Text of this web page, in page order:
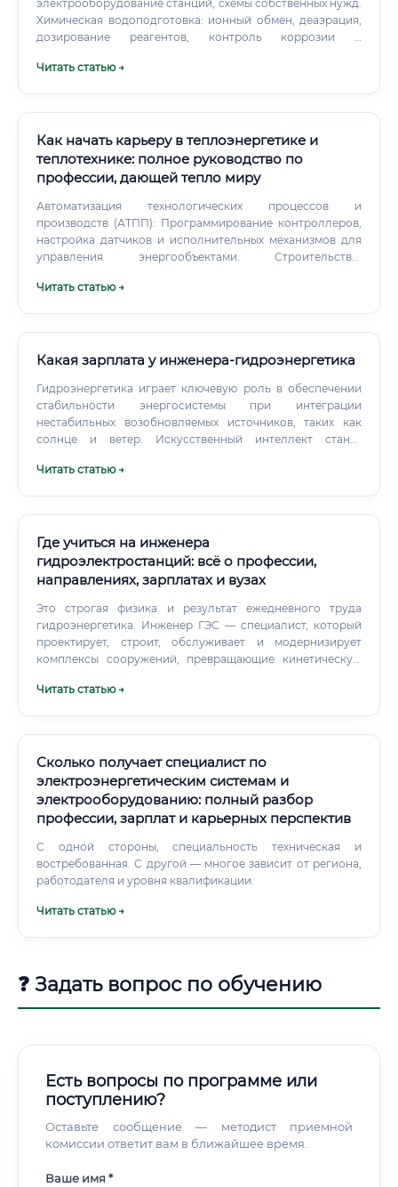
электрооборудование станций, схемы собственных нужд.
Химическая водоподготовка: ионный обмен, деаэрация,
дозирование реагентов, контроль коррозии и
Читать статью →
Как начать карьеру в теплоэнергетике и
теплотехнике: полное руководство по
профессии, дающей тепло миру
Автоматизация технологических процессов и
производств (АТПП): Программирование контроллеров,
настройка датчиков и исполнительных механизмов для
управления энергообъектами. Строительство:
требуется проектирование и монтаж систем отопления и
Читать статью →
Какая зарплата у инженера-гидроэнергетика
Гидроэнергетика играет ключевую роль в обеспечении
стабильности энергосистемы при интеграции
нестабильных возобновляемых источников, таких как
солнце и ветер. Искусственный интеллект станет
заменой. ИИ сможет взять на себя рутинные расчеты,
Читать статью →
Где учиться на инженера
гидроэлектростанций: всё о профессии,
направлениях, зарплатах и вузах
Это строгая физика и результат ежедневного труда
гидроэнергетика. Инженер ГЭС — специалист, который
проектирует, строит, обслуживает и модернизирует
комплексы сооружений, превращающие кинетическую
этой области объединяет компетенции сразу нескольких
Читать статью →
Сколько получает специалист по
электроэнергетическим системам и
электрооборудованию: полный разбор
профессии, зарплат и карьерных перспектив
С одной стороны, специальность техническая и
востребованная. С другой — многое зависит от региона,
работодателя и уровня квалификации.
Читать статью →
❓ Задать вопрос по обучению
Есть вопросы по программе или
поступлению?
Оставьте сообщение — методист приемной
комиссии ответит вам в ближайшее время.
Ваше имя *